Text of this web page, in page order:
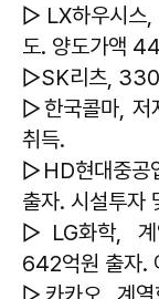
▷LX하우시스,
도. 양도가액
▷SK리츠,
▷한국콜마, 저
취득.
▷HD현대중공
출자. 시설투자
▷LG화학, 계
642억원 출자.